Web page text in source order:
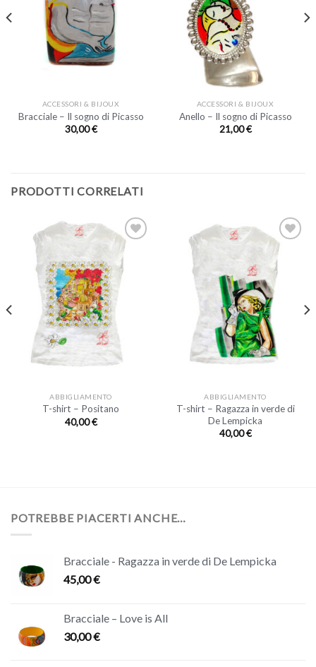
ACCESSORI & BIJOUX
Bracciale – Il sogno di Picasso
30,00€
ACCESSORI & BIJOUX
Anello – Il sogno di Picasso
21,00€
PRODOTTI CORRELATI
ABBIGLIAMENTO
T-shirt – Positano
40,00€
ABBIGLIAMENTO
T-shirt – Ragazza in verde di
De Lempicka
40,00€
POTREBBE PIACERTI ANCHE…
Bracciale - Ragazza in verde di De Lempicka
45,00€
Bracciale – Love is All
30,00€